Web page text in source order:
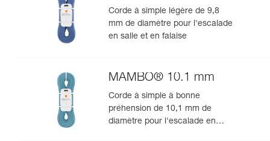
Corde à simple légère de 9,8
mm de diamètre pour l'escalade
en salle et en falaise
MAMBO® 10.1 mm
Corde à simple à bonne
préhension de 10,1 mm de
diamètre pour l'escalade en